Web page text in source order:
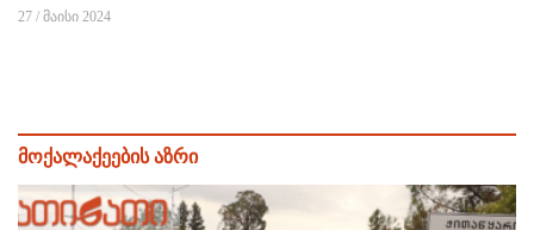
27 / მაისი 2024
მოქალაქეების აზრი